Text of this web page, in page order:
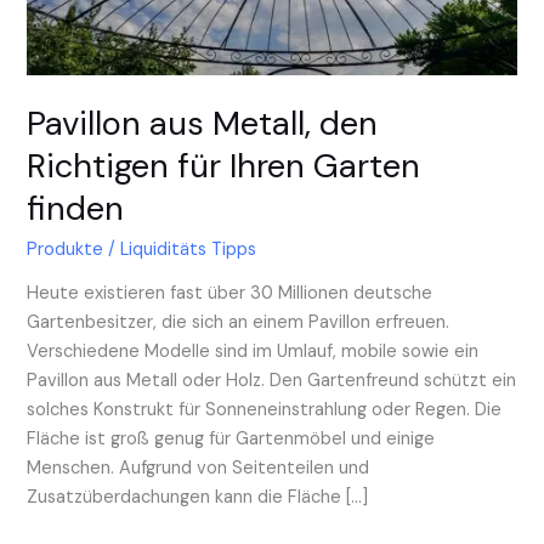
Pavillon aus Metall, den
Richtigen für Ihren Garten
finden
Produkte /Liquiditäts Tipps
Heute existieren fast über 30 Millionen deutsche
Gartenbesitzer, die sich an einem Pavillon erfreuen.
Verschiedene Modelle sind im Umlauf, mobile sowie ein
Pavillon aus Metall oder Holz. Den Gartenfreund schützt ein
solches Konstrukt für Sonneneinstrahlung oder Regen. Die
Fläche ist groß genug für Gartenmöbel und einige
Menschen. Aufgrund von Seitenteilen und
Zusatzüberdachungen kann die Fläche […]
finden